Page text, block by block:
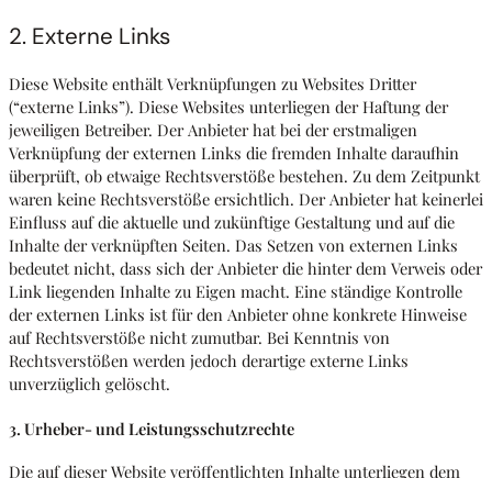
2. Externe Links
Diese Website enthält Verknüpfungen zu Websites Dritter
(“externe Links”). Diese Websites unterliegen der Haftung der
jeweiligen Betreiber. Der Anbieter hat bei der erstmaligen
Verknüpfung der externen Links die fremden Inhalte daraufhin
überprüft, ob etwaige Rechtsverstöße bestehen. Zu dem Zeitpunkt
waren keine Rechtsverstöße ersichtlich. Der Anbieter hat keinerlei
Einfluss auf die aktuelle und zukünftige Gestaltung und auf die
Inhalte der verknüpften Seiten. Das Setzen von externen Links
bedeutet nicht, dass sich der Anbieter die hinter dem Verweis oder
Link liegenden Inhalte zu Eigen macht. Eine ständige Kontrolle
der externen Links ist für den Anbieter ohne konkrete Hinweise
auf Rechtsverstöße nicht zumutbar. Bei Kenntnis von
Rechtsverstößen werden jedoch derartige externe Links
unverzüglich gelöscht.
3. Urheber- und Leistungsschutzrechte
Die auf dieser Website veröffentlichten Inhalte unterliegen dem